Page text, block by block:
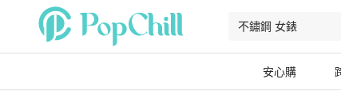
安心購